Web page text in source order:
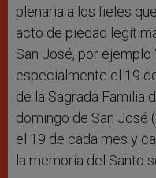
plenaria a los fieles
acto de piedad
San José, por ejemplo
especialmente el 19
de la Sagrada Familia
domingo de San José
el 19 de cada mes y
la memoria del Santo